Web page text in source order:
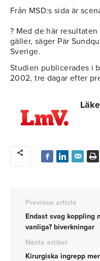
Från MSD:s sida är
? Med de här
gäller, säger Pär
Sverige.
Studien publicerades i
2002, tre dagar efter
Previous article
Endast svag koppling
vanliga? biverkningar
Nästa artikel
Kirurgiska ingrepp